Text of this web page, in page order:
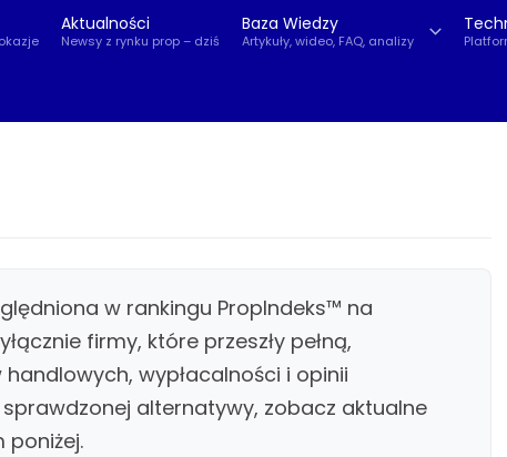
Aktualności
Newsy z rynku prop – dziś
Baza Wiedzy
Artykuły, wideo, FAQ, analizy
w rankingu PropIndeks™ na
firmy, które przeszły pełną,
wypłacalności i opinii
alternatywy, zobacz aktualne
poniżej.